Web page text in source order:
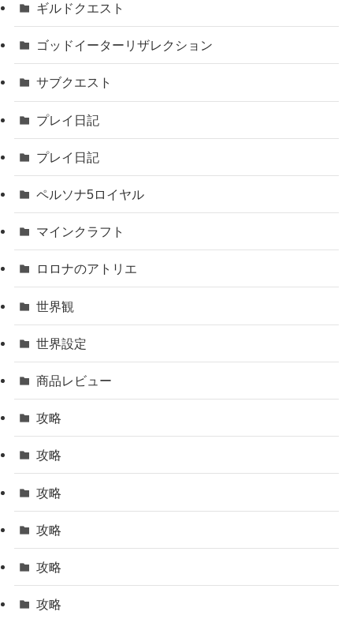
ギルドクエスト
ゴッドイーターリザレクション
サブクエスト
プレイ日記
プレイ日記
ペルソナ5ロイヤル
マインクラフト
ロロナのアトリエ
世界観
世界設定
商品レビュー
攻略
攻略
攻略
攻略
攻略
攻略